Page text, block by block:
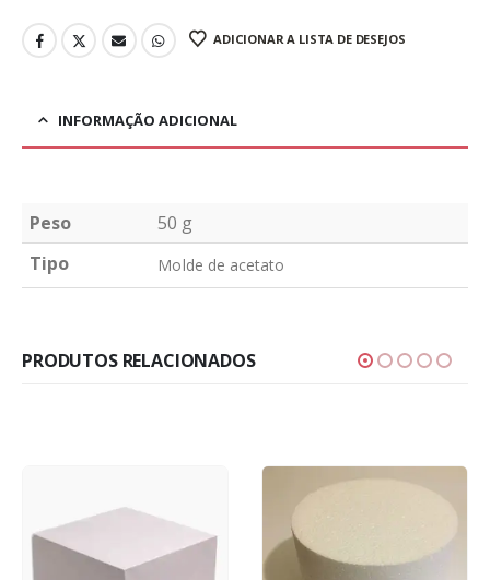
ADICIONAR A LISTA DE DESEJOS
INFORMAÇÃO ADICIONAL
Peso
50 g
Tipo
Molde de acetato
PRODUTOS RELACIONADOS